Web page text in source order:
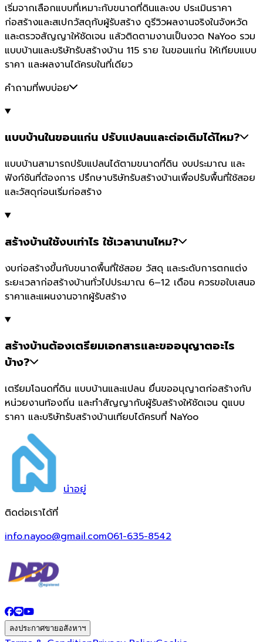
เริ่มจากเลือกแบบที่เหมาะกับขนาดที่ดินและงบ ประเมินราคา
ก่อสร้างและสเปกวัสดุกับผู้รับสร้าง ดูรีวิวผลงานจริงในจังหวัด
และตรวจสัญญาให้ชัดเจน แล้วติดตามงานเป็นงวด NaYoo รวม
แบบบ้านและบริษัทรับสร้างบ้าน 115 ราย ในขอนแก่น ให้เทียบแบบ
ราคา และผลงานได้ครบในที่เดียว
คำถามที่พบบ่อย
แบบบ้านในขอนแก่น ปรับแปลนและต่อเติมได้ไหม?
แบบบ้านสามารถปรับแปลนได้ตามขนาดที่ดิน งบประมาณ และ
ฟังก์ชันที่ต้องการ ปรึกษาบริษัทรับสร้างบ้านเพื่อปรับพื้นที่ใช้สอย
และวัสดุก่อนเริ่มก่อสร้าง
สร้างบ้านใช้งบเท่าไร ใช้เวลานานไหม?
งบก่อสร้างขึ้นกับขนาดพื้นที่ใช้สอย วัสดุ และระดับการตกแต่ง
ระยะเวลาก่อสร้างบ้านทั่วไปประมาณ 6–12 เดือน ควรขอใบเสนอ
ราคาและแผนงานจากผู้รับสร้าง
สร้างบ้านต้องเตรียมเอกสารและขออนุญาตอะไร
บ้าง?
เตรียมโฉนดที่ดิน แบบบ้านและแปลน ยื่นขออนุญาตก่อสร้างกับ
หน่วยงานท้องถิ่น และทำสัญญากับผู้รับสร้างให้ชัดเจน ดูแบบ
ราคา และบริษัทรับสร้างบ้านเทียบได้ครบที่ NaYoo
น่าอยู่
ติดต่อเราได้ที่
info.nayoo@gmail.com061-635-8542
ลงประกาศขายอสังหาฯ